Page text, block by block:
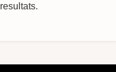
TAB per navegar.